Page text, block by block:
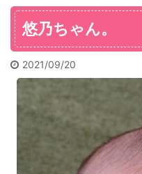
悠乃ちゃん。
2021/09/20